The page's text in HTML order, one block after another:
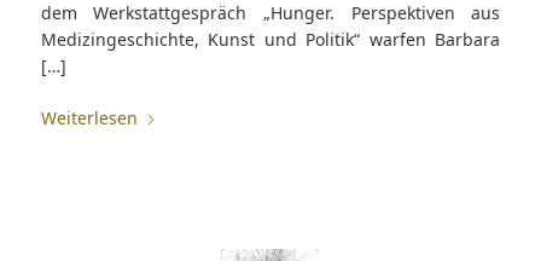
dem Werkstattgespräch „Hunger. Perspektiven aus
Medizingeschichte, Kunst und Politik“ warfen Barbara
[…]
Weiterlesen